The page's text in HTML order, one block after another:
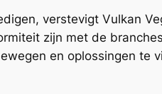
verstevigt Vulkan
zijn met de
en oplossingen te